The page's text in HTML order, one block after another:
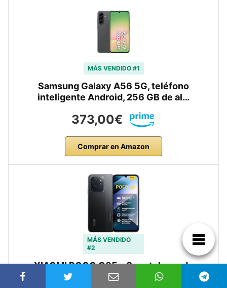
MÁS VENDIDO #1
Samsung Galaxy A56 5G, teléfono
inteligente Android, 256 GB de al…
373,00€
Comprar en Amazon
MÁS VENDIDO
#2
XIAOMI POCO C85 – Smartphone de
8+256GB, Cámara Dual de 50MP con …